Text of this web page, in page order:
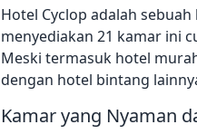
Hotel Cyclop adalah
menyediakan 21 kamar ini
Meski termasuk hotel
dengan hotel bintang
Kamar yang Nyaman